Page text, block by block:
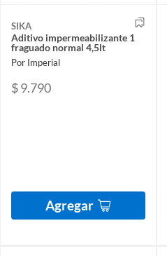
SIKA
Aditivo impermeabilizante 1
fraguado normal 4,5lt
Por Imperial
$ 9.790
Agregar